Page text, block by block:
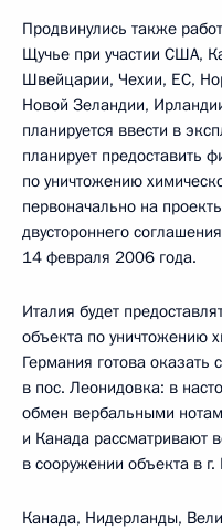
Продвинулись также
Щучье при участии США,
Швейцарии, Чехии, ЕС,
Новой Зеландии,
планируется ввести в
планирует предоставить
по уничтожению
первоначально на
двустороннего
14 февраля 2006 года.
Италия будет
объекта по уничтожению
Германия готова оказать
в пос. Леонидовка: в
обмен вербальными
и Канада рассматривают
в сооружении объекта в г.
Канада, Нидерланды,